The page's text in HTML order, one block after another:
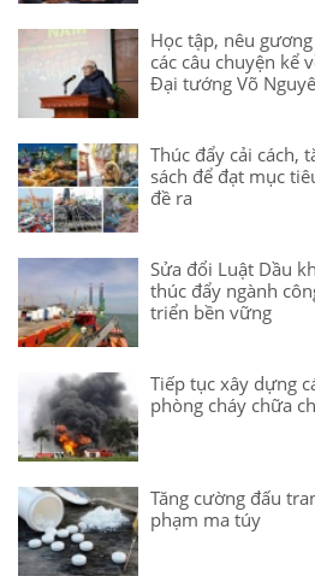
Học tập, nêu
các câu chuyện kể
Đại tướng Võ
Thúc đẩy cải cách,
sách để đạt mục
đề ra
Sửa đổi Luật Dầu
thúc đẩy ngành
triển bền vững
Tiếp tục xây dựng
phòng cháy chữa
Tăng cường đấu
phạm ma túy